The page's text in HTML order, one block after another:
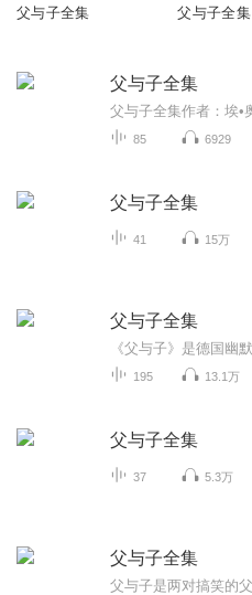
父与子全集 父与子全集
父与子全集
85 6929
父与子全集
41 15万
父与子全集
195 13.1万
父与子全集
37 5.3万
父与子全集